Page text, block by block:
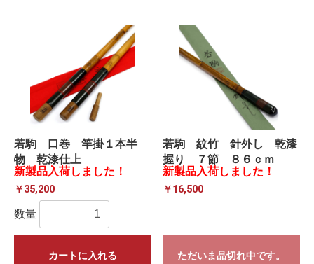
若駒 口巻 竿掛１本半
物 乾漆仕上
新製品入荷しました！
￥35,200
数量
カートに入れる
若駒 紋竹 針外し 乾漆
握り ７節 ８６ｃｍ
新製品入荷しました！
￥16,500
ただいま品切れ中です。